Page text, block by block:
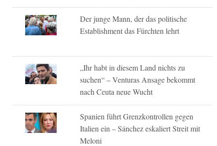
Der junge Mann, der das politische
Establishment das Fürchten lehrt
„Ihr habt in diesem Land nichts zu
suchen“ – Venturas Ansage bekommt
nach Ceuta neue Wucht
Spanien führt Grenzkontrollen gegen
Italien ein – Sánchez eskaliert Streit mit
Meloni